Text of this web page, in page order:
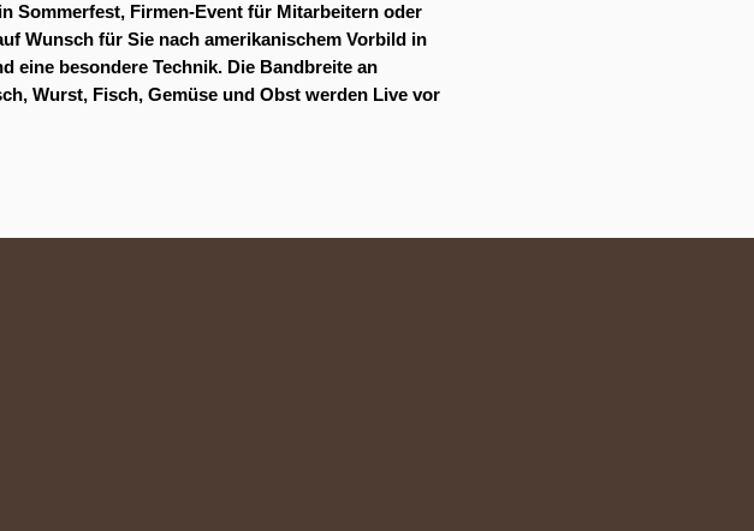
Sommerfest, Firmen-Event für Mitarbeitern oder
Wunsch für Sie nach amerikanischem Vorbild in
eine besondere Technik. Die Bandbreite an
Wurst, Fisch, Gemüse und Obst werden Live vor